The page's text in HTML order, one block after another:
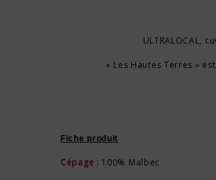
ULTRALOCAL,
« Les Hautes Terres »
Fiche produit
Cépage : 100% Malbec